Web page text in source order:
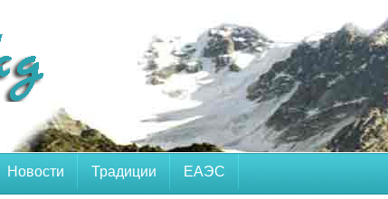
Новости Традиции ЕАЭС